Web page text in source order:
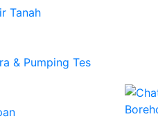
Tanah
& Pumping Tes